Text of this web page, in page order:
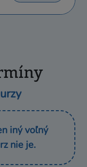
iný voľný
nie je.